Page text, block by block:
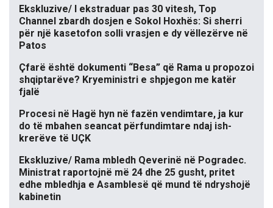
Ekskluzive/ I ekstraduar pas 30 vitesh, Top
Channel zbardh dosjen e Sokol Hoxhës: Si sherri
për një kasetofon solli vrasjen e dy vëllezërve në
Patos
Çfarë është dokumenti “Besa” që Rama u propozoi
shqiptarëve? Kryeministri e shpjegon me katër
fjalë
Procesi në Hagë hyn në fazën vendimtare, ja kur
do të mbahen seancat përfundimtare ndaj ish-
krerëve të UÇK
Ekskluzive/ Rama mbledh Qeverinë në Pogradec.
Ministrat raportojnë më 24 dhe 25 gusht, pritet
edhe mbledhja e Asamblesë që mund të ndryshojë
kabinetin